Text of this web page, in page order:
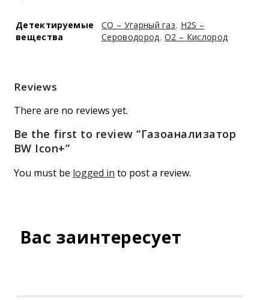
Детектируемые
вещества
CO – Угарный газ, H2S –
Сероводород,O2 – Кислород
Reviews
There are no reviews yet.
Be the first to review “Газоанализатор
BW Icon+”
You must be logged in to post a review.
Вас заинтересует